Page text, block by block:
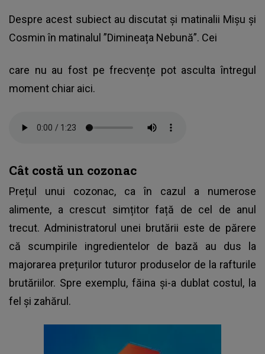
Despre acest subiect au discutat și matinalii Mișu și
Cosmin în matinalul ”Dimineața Nebună”. Cei
care nu au fost pe frecvențe pot asculta întregul
moment chiar aici.
Cât costă un cozonac
Prețul unui cozonac, ca în cazul a numerose
alimente, a crescut simțitor față de cel de anul
trecut. Administratorul unei brutării este de părere
că scumpirile ingredientelor de bază au dus la
majorarea prețurilor tuturor produselor de la rafturile
brutăriilor. Spre exemplu, făina și-a dublat costul, la
fel și zahărul.